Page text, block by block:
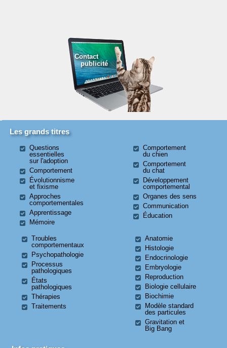
Contact
publicité
Les grands titres
Questions
essentielles
sur l'adoption
Comportement
Évolutionnisme
et fixisme
Approches
comportementales
Apprentissage
Mémoire
Comportement
du chien
Comportement
du chat
Développement
comportemental
Organes des sens
Communication
Éducation
Troubles
comportementaux
Psychopathologie
Processus
pathologiques
États
pathologiques
Thérapies
Traitements
Anatomie
Histologie
Endocrinologie
Embryologie
Reproduction
Biologie cellulaire
Biochimie
Modèle standard
des particules
Gravitation et
Big Bang